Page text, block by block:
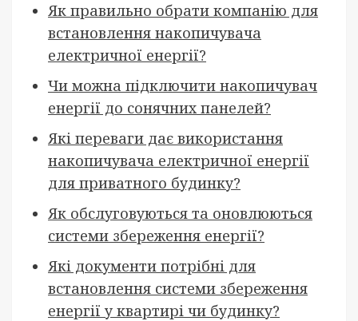
Як правильно обрати компанію для
встановлення накопичувача
електричної енергії?
Чи можна підключити накопичувач
енергії до сонячних панелей?
Які переваги дає використання
накопичувача електричної енергії
для приватного будинку?
Як обслуговуються та оновлюються
системи збереження енергії?
Які документи потрібні для
встановлення системи збереження
енергії у квартирі чи будинку?